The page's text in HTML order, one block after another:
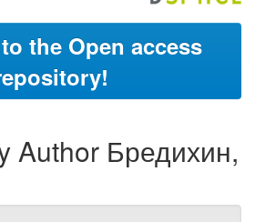
the Open access
Author Бредихин,